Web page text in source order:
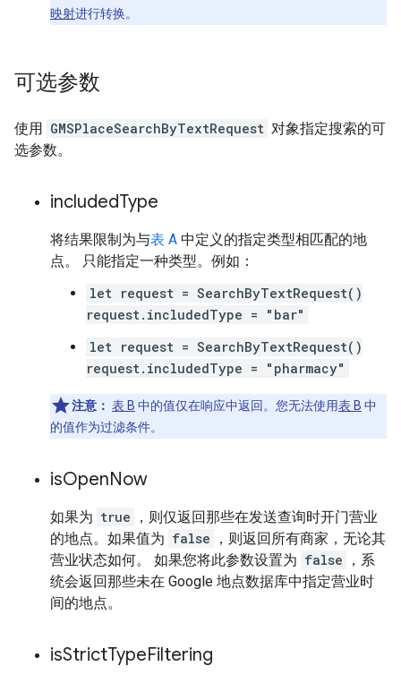
映射进行转换。
可选参数
使用 GMSPlaceSearchByTextRequest 对象指定搜索的可
选参数。
includedType
将结果限制为与表 A 中定义的指定类型相匹配的地
点。 只能指定一种类型。例如：
let request = SearchByTextRequest()
request.includedType = "bar"
let request = SearchByTextRequest()
request.includedType = "pharmacy"
注意： 表 B 中的值仅在响应中返回。您无法使用表 B 中
的值作为过滤条件。
isOpenNow
如果为 true
，则仅返回那些在发送查询时开门营业
的地点。如果值为 false
，则返回所有商家，无论其
营业状态如何。 如果您将此参数设置为 false
，系
统会返回那些未在 Google 地点数据库中指定营业时
间的地点。
isStrictTypeFiltering